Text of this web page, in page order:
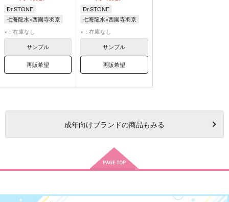
Dr.STONE
七海龍水×西園寺羽京
七海龍水
×：在庫なし
サンプル
再販希望
Dr.STONE
七海龍水×西園寺羽京
七海龍水
×：在庫なし
サンプル
再販希望
成年向けブランドの商品もみる